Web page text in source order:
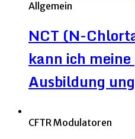
Allgemein
NCT (N-
kann ich
Ausbildung
CFTR Modulatoren